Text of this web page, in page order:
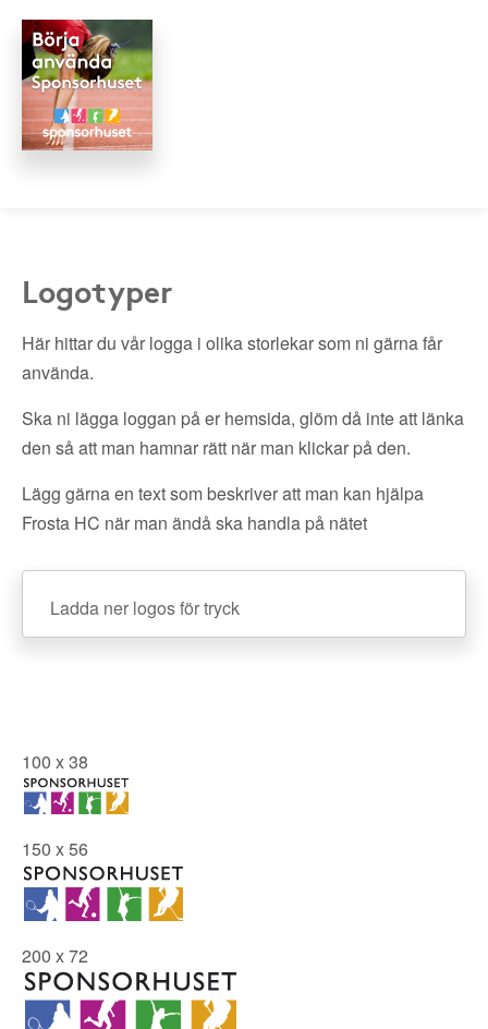
Logotyper
Här hittar du vår logga i olika storlekar som ni gärna får
använda.
Ska ni lägga loggan på er hemsida, glöm då inte att länka
den så att man hamnar rätt när man klickar på den.
Lägg gärna en text som beskriver att man kan hjälpa
Frosta HC när man ändå ska handla på nätet
Ladda ner logos för tryck
100 x 38
150 x 56
200 x 72